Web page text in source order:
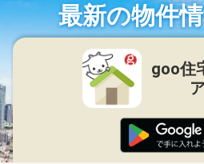
最新の物件
goo住